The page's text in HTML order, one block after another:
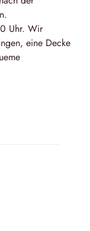
Uhr. Wir
eine Decke